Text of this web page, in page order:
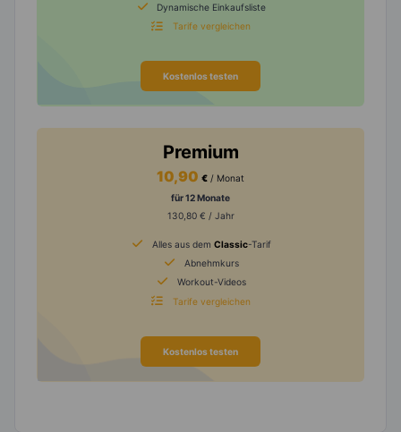
Dynamische Einkaufsliste
Tarife vergleichen
Kostenlos testen
Premium
10,90 € / Monat
für 12 Monate
130,80 € / Jahr
Alles aus dem Classic-Tarif
Abnehmkurs
Workout-Videos
Tarife vergleichen
Kostenlos testen